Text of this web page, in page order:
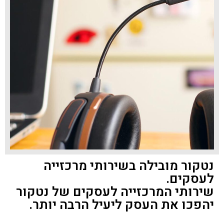
נטקור מובילה בשירותי מרכזייה
לעסקים.
שירותי המרכזייה לעסקים של נטקור
יהפכו את העסק ליעיל הרבה יותר.